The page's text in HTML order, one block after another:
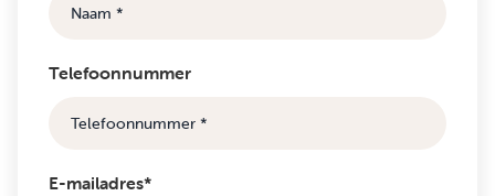
Telefoonnummer
E-mailadres*